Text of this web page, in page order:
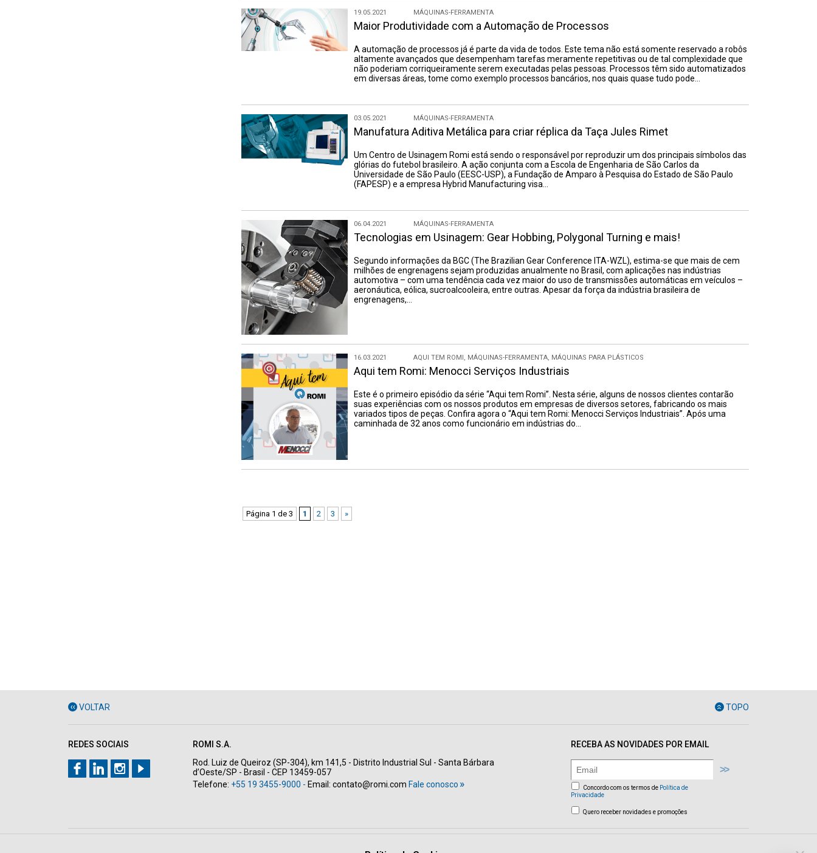
19.05.2021 MÁQUINAS-FERRAMENTA
Maior Produtividade com a Automação de Processos
A automação de processos já é parte da vida de todos. Este tema não está somente reservado a robôs
altamente avançados que desempenham tarefas meramente repetitivas ou de tal complexidade que
não poderiam corriqueiramente serem executadas pelas pessoas. Processos têm sido automatizados
em diversas áreas, tome como exemplo processos bancários, nos quais quase tudo pode…
03.05.2021 MÁQUINAS-FERRAMENTA
Manufatura Aditiva Metálica para criar réplica da Taça Jules Rimet
Um Centro de Usinagem Romi está sendo o responsável por reproduzir um dos principais símbolos das
glórias do futebol brasileiro. A ação conjunta com a Escola de Engenharia de São Carlos da
Universidade de São Paulo (EESC-USP), a Fundação de Amparo à Pesquisa do Estado de São Paulo
(FAPESP) e a empresa Hybrid Manufacturing visa…
06.04.2021 MÁQUINAS-FERRAMENTA
Tecnologias em Usinagem: Gear Hobbing, Polygonal Turning e mais!
Segundo informações da BGC (The Brazilian Gear Conference ITA-WZL), estima-se que mais de cem
milhões de engrenagens sejam produzidas anualmente no Brasil, com aplicações nas indústrias
automotiva – com uma tendência cada vez maior do uso de transmissões automáticas em veículos –
aeronáutica, eólica, sucroalcooleira, entre outras. Apesar da força da indústria brasileira de
engrenagens,…
16.03.2021 AQUI TEM ROMI, MÁQUINAS-FERRAMENTA, MÁQUINAS PARA PLÁSTICOS
Aqui tem Romi: Menocci Serviços Industriais
Este é o primeiro episódio da série “Aqui tem Romi”. Nesta série, alguns de nossos clientes contarão
suas experiências com os nossos produtos em empresas de diversos setores, fabricando os mais
variados tipos de peças. Confira agora o “Aqui tem Romi: Menocci Serviços Industriais”. Após uma
caminhada de 32 anos como funcionário em indústrias do…
Página 1 de 3 1 2 3 »
VOLTAR TOPO
REDES SOCIAIS
ROMI S.A.
Rod. Luiz de Queiroz (SP-304), km 141,5 - Distrito Industrial Sul - Santa Bárbara
d’Oeste/SP - Brasil - CEP 13459-057
Telefone: +55 19 3455-9000 - Email: contato@romi.com Fale conosco
RECEBA AS NOVIDADES POR EMAIL
Concordo com os termos de Política de
Privacidade
Quero receber novidades e promoções